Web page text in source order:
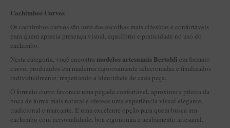
Suportes Bertoldi para Cachimbos
Piteiras para Cigarro
Limpadores para Cachimbo
Bolsas para Cachimbo
Cinzeiros
Cortadores de Charuto
Cachimbos Curvos
Os cachimbos curvos são uma das escolhas mais clássicas e confortáveis
para quem aprecia presença visual, equilíbrio e praticidade no uso do
cachimbo.
Nesta categoria, você encontra modelos artesanais Bertoldi em formato
curvo, produzidos em madeiras rigorosamente selecionadas e finalizados
individualmente, respeitando a identidade de cada peça.
O formato curvo favorece uma pegada confortável, aproxima a piteira da
boca de forma mais natural e oferece uma experiência visual elegante,
tradicional e marcante. É uma excelente opção para quem busca um
cachimbo com personalidade, boa ergonomia e acabamento artesanal.